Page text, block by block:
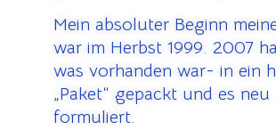
Mein absoluter Beginn
war im Herbst 1999. 2007
was vorhanden war- in ein
„Paket“ gepackt und es neu
formuliert.